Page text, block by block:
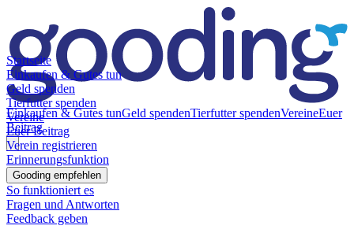
Einkaufen & Gutes tunGeld spendenTierfutter spendenVereineEuer
Beitrag
Startseite
Einkaufen & Gutes tun
Geld spenden
Tierfutter spenden
Vereine
Euer Beitrag
Verein registrieren
Erinnerungsfunktion
Gooding empfehlen
So funktioniert es
Fragen und Antworten
Feedback geben